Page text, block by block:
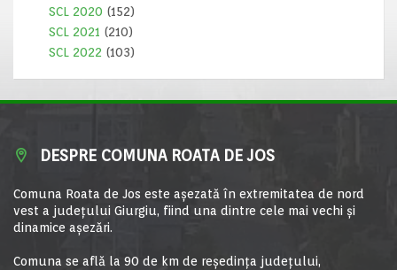
SCL 2020 (152)
SCL 2021 (210)
SCL 2022 (103)
DESPRE COMUNA ROATA DE JOS
Comuna Roata de Jos este aşezată în extremitatea de nord
vest a judeţului Giurgiu, fiind una dintre cele mai vechi şi
dinamice aşezări.
Comuna se află la 90 de km de reşedinţa judeţului,